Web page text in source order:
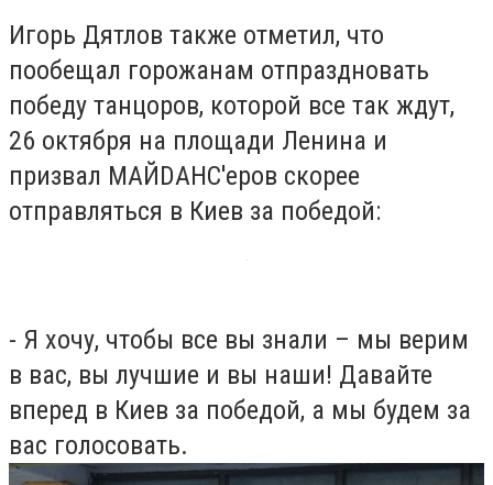
Игорь Дятлов также отметил, что
пообещал горожанам отпраздновать
победу танцоров, которой все так ждут,
26 октября на площади Ленина и
призвал МАЙDАНС′еров скорее
отправляться в Киев за победой:
- Я хочу, чтобы все вы знали – мы верим
в вас, вы лучшие и вы наши! Давайте
вперед в Киев за победой, а мы будем за
вас голосовать.